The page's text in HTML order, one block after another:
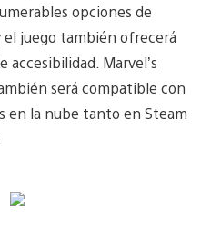
opciones de
el juego también ofrecerá
Marvel’s
será compatible con
en la nube tanto en Steam